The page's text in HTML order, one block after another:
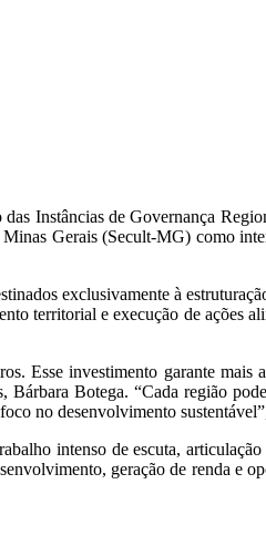
Instâncias de Governança
Gerais (Secult-MG) como
exclusivamente à
territorial e execução de ações
Esse investimento garante mais
Botega. “Cada região
no desenvolvimento
intenso de escuta,
geração de renda e